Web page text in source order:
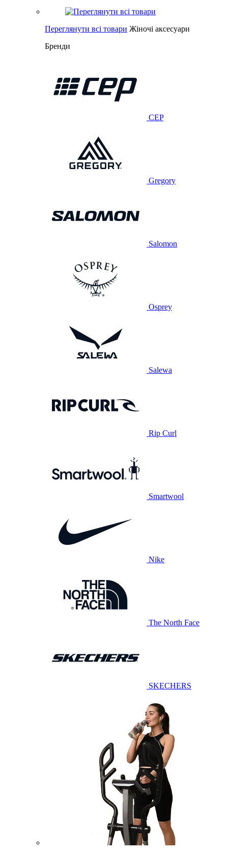
Переглянути всі товари Жіночі аксесуари
Бренди
CEP
Gregory
Salomon
Osprey
Salewa
Rip Curl
Smartwool
Nike
The North Face
SKECHERS